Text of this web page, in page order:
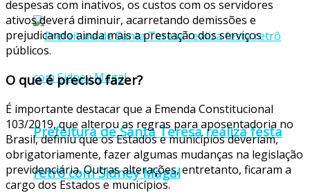
Prefeitura de Santa Teresa realiza festa
retrô com Sidney Magal
despesas com inativos, os custos com os servidores
ativos deverá diminuir, acarretando demissões e
prejudicando ainda mais a prestação dos serviços
públicos.
O que é preciso fazer?
É importante destacar que a Emenda Constitucional
103/2019, que alterou as regras para aposentadoria no
Brasil, definiu que os Estados e municípios deveriam,
obrigatoriamente, fazer algumas mudanças na legislação
previdenciária. Outras alterações, entretanto, ficaram a
cargo dos Estados e municípios.